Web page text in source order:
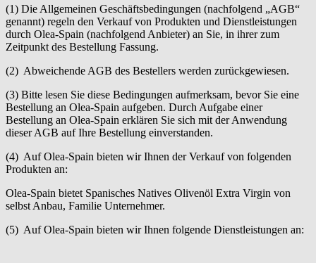
(1) Die Allgemeinen Geschäftsbedingungen (nachfolgend „AGB“
genannt) regeln den Verkauf von Produkten und Dienstleistungen
durch Olea-Spain (nachfolgend Anbieter) an Sie, in ihrer zum
Zeitpunkt des Bestellung Fassung.
(2) Abweichende AGB des Bestellers werden zurückgewiesen.
(3) Bitte lesen Sie diese Bedingungen aufmerksam, bevor Sie eine
Bestellung an Olea-Spain aufgeben. Durch Aufgabe einer
Bestellung an Olea-Spain erklären Sie sich mit der Anwendung
dieser AGB auf Ihre Bestellung einverstanden.
(4) Auf Olea-Spain bieten wir Ihnen der Verkauf von folgenden
Produkten an:
Olea-Spain bietet Spanisches Natives Olivenöl Extra Virgin von
selbst Anbau, Familie Unternehmer.
(5) Auf Olea-Spain bieten wir Ihnen folgende Dienstleistungen an: